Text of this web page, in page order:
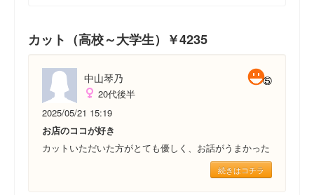
カット（高校～大学生）￥4235
中山琴乃
20代後半
2025/05/21 15:19
お店のココが好き
カットいただいた方がとても優しく、お話がうまかった
続きはコチラ